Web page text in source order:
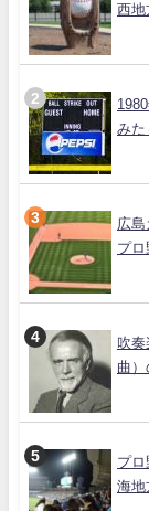
西地
みた
広島
プロ
吹
曲）
プ
海地